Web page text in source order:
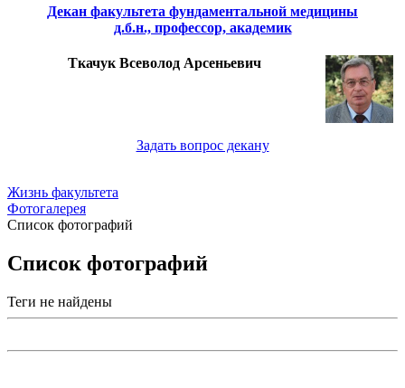
Декан факультета фундаментальной медицины
д.б.н., профессор, академик
Ткачук Всеволод Арсеньевич
Задать вопрос декану
Жизнь факультета
Фотогалерея
Список фотографий
Список фотографий
Теги не найдены